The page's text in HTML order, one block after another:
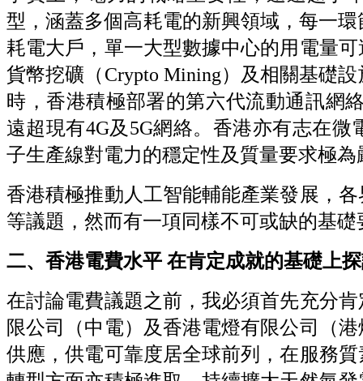
型，涵蓋多個高耗電的新興領域，每一
耗電大戶，單一大型數據中心的用電量
貨幣挖礦（Crypto Mining）及相關基礎
時，香港積極部署的第六代流動通訊網
遠超現有4G及5G網絡。香港亦有志在
子生產線對電力的穩定性及質量要求極為
香港積極推動人工智能輔能產業發展，
等議題，然而有一項同樣不可或缺的基
二、香港電費水平 在肯定成就的基礎上
在討論電費議題之前，我必須首先充分
限公司（中電）及香港電燈有限公司（
供應，供電可靠度居全球前列，在服務